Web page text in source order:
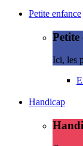
Petite enfance
Petite
Ici, les
Handicap